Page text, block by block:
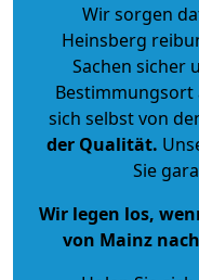
Wir sorgen
Heinsberg
Sachen sicher
Bestimmungsort
sich selbst von
der Qualität.
Sie
Wir legen los,
von Mainz